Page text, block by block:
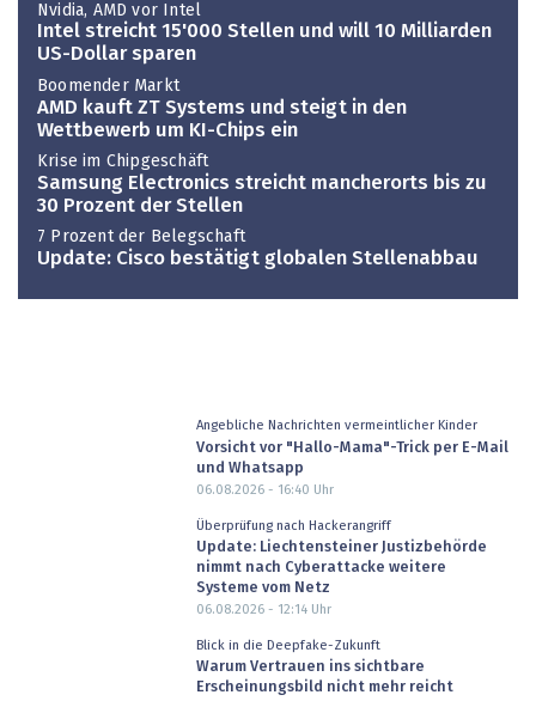
Nvidia, AMD vor Intel
Intel streicht 15'000 Stellen und will 10 Milliarden
US-Dollar sparen
Boomender Markt
AMD kauft ZT Systems und steigt in den
Wettbewerb um KI-Chips ein
Krise im Chipgeschäft
Samsung Electronics streicht mancherorts bis zu
30 Prozent der Stellen
7 Prozent der Belegschaft
Update: Cisco bestätigt globalen Stellenabbau
Angebliche Nachrichten vermeintlicher Kinder
Vorsicht vor "Hallo-Mama"-Trick per E-Mail
und Whatsapp
06.08.2026 - 16:40 Uhr
Überprüfung nach Hackerangriff
Update: Liechtensteiner Justizbehörde
nimmt nach Cyberattacke weitere
Systeme vom Netz
06.08.2026 - 12:14Uhr
Blick in die Deepfake-Zukunft
Warum Vertrauen ins sichtbare
Erscheinungsbild nicht mehr reicht